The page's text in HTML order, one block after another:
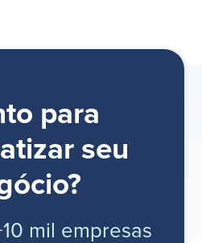
para
seu
mil empresas